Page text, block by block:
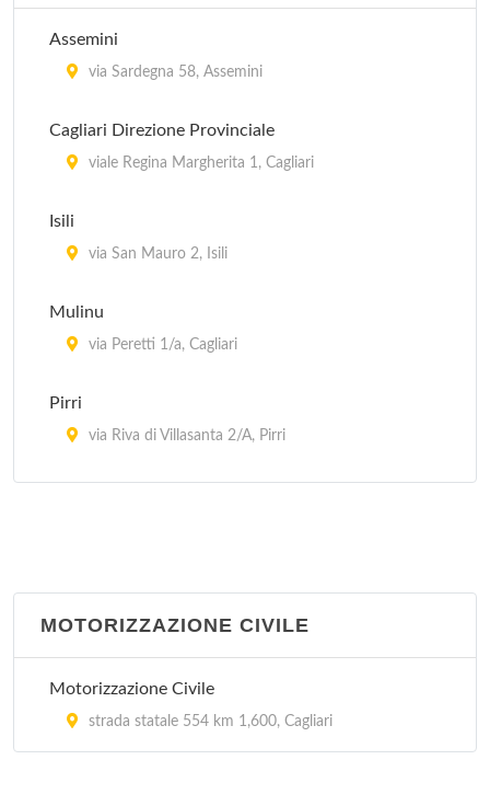
Guardia Medica - Elmas
Guardia Medica - Monastir
Guardia Medica - Muravera
Assemini
via Sardegna 58, Assemini
Cagliari Direzione Provinciale
viale Regina Margherita 1, Cagliari
Isili
via San Mauro 2, Isili
Mulinu
via Peretti 1/a, Cagliari
Pirri
via Riva di Villasanta 2/A, Pirri
via Alziator 8, Cagliari
MOTORIZZAZIONE CIVILE
Motorizzazione Civile
strada statale 554 km 1,600, Cagliari